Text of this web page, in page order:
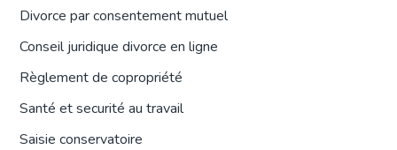
Divorce par consentement mutuel
Conseil juridique divorce en ligne
Règlement de copropriété
Santé et securité au travail
Saisie conservatoire